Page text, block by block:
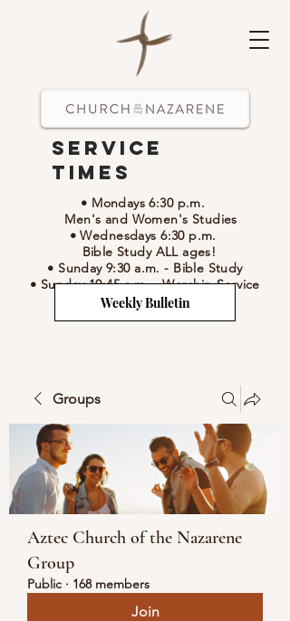
• Mondays 6:30 p.m.
Men's and Women's Studies
• Wednesdays 6:30 p.m.
Bible Study ALL ages!
• Sunday 9:30 a.m. - Bible Study
• Sunday 10:45 a.m.-Worship Service
Service
Times
Weekly Bulletin
Groups
Aztec Church of the Nazarene
Group
Public · 168 members
Join